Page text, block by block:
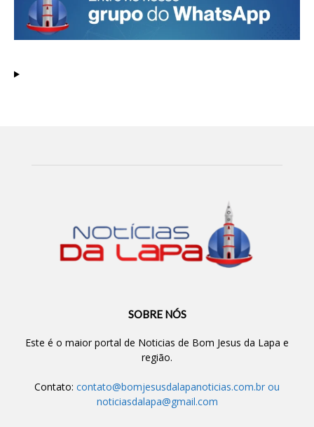
SOBRE NÓS
Este é o maior portal de Noticias de Bom Jesus da Lapa e
região.
Contato: contato@bomjesusdalapanoticias.com.br ou
noticiasdalapa@gmail.com